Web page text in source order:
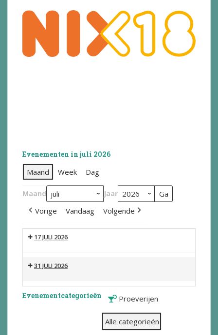
Evenementen in juli 2026
Maand Week Dag
Maand Jaar
Vorige Vandaag Volgende
17 JULI 2026
31 JULI 2026
Evenementcategorieën Proeverijen
Alle categorieën